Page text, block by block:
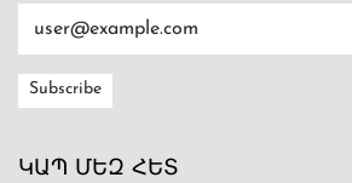
ԿԱՊ ՄԵԶ ՀԵՏ